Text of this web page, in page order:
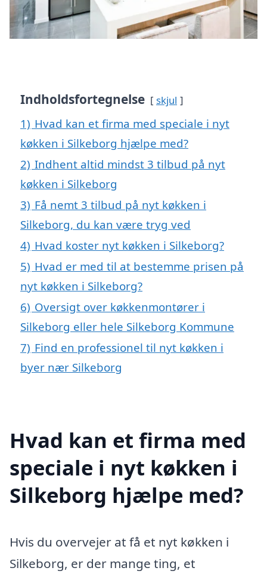
Indholdsfortegnelse skjul
1) Hvad kan et firma med speciale i nyt
køkken i Silkeborg hjælpe med?
2) Indhent altid mindst 3 tilbud på nyt
køkken i Silkeborg
3) Få nemt 3 tilbud på nyt køkken i
Silkeborg, du kan være tryg ved
4) Hvad koster nyt køkken i Silkeborg?
5) Hvad er med til at bestemme prisen på
nyt køkken i Silkeborg?
6) Oversigt over køkkenmontører i
Silkeborg eller hele Silkeborg Kommune
7) Find en professionel til nyt køkken i
byer nær Silkeborg
Hvad kan et firma med
speciale i nyt køkken i
Silkeborg hjælpe med?
Hvis du overvejer at få et nyt køkken i
Silkeborg, er der mange ting, et